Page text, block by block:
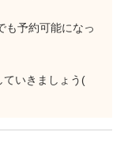
も予約可能になっ
ていきましょう(